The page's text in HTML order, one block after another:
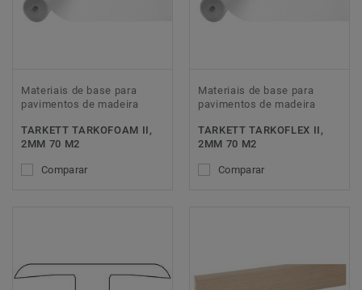
Materiais de base para
pavimentos de madeira
TARKETT TARKOFOAM II,
2MM 70 M2
Comparar
Materiais de base para
pavimentos de madeira
TARKETT TARKOFLEX II,
2MM 70 M2
Comparar